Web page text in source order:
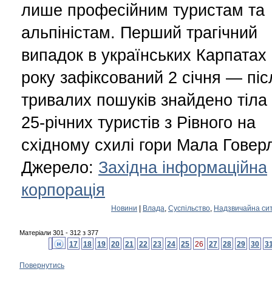
лише професійним туристам та
альпіністам. Перший трагічний
випадок в українських Карпатах
року зафіксований 2 січня —
тривалих пошуків знайдено
25-річних туристів з Рівного на
східному схилі гори Мала
Джерело: Західна інформаційна
корпорація
Новини Влада, Суспільство, Надзвичайна
Матеріали 301 - 312 з 377
17 18 19 20 21 22 23 24 25 26 27 28 29 30
Повернутись